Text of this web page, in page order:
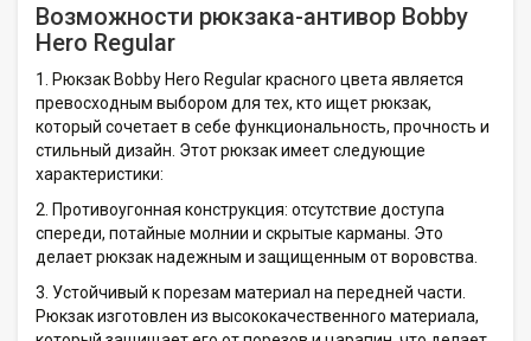
Возможности рюкзака-антивор Bobby
Hero Regular
1. Рюкзак Bobby Hero Regular красного цвета является
превосходным выбором для тех, кто ищет рюкзак,
который сочетает в себе функциональность, прочность и
стильный дизайн. Этот рюкзак имеет следующие
характеристики:
2. Противоугонная конструкция: отсутствие доступа
спереди, потайные молнии и скрытые карманы. Это
делает рюкзак надежным и защищенным от воровства.
3. Устойчивый к порезам материал на передней части.
Рюкзак изготовлен из высококачественного материала,